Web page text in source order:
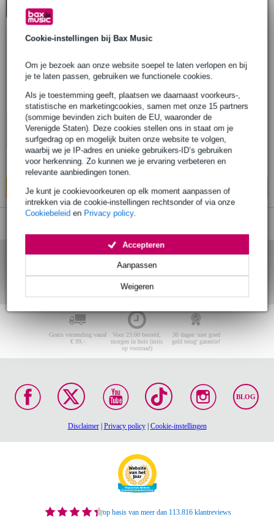
Cookie-instellingen bij Bax Music
Om je bezoek aan onze website soepel te laten verlopen en bij
je te laten passen, gebruiken we functionele cookies.
Als je toestemming geeft, plaatsen we daarnaast voorkeurs-,
statistische en marketingcookies, samen met onze 15 partners
(sommige bevinden zich buiten de EU, waaronder de
Verenigde Staten). Deze cookies stellen ons in staat om je
surfgedrag op en mogelijk buiten onze website te volgen,
waarbij we je IP-adres en unieke gebruikers-ID’s gebruiken
voor herkenning. Zo kunnen we je ervaring verbeteren en
relevante aanbiedingen tonen.
Je kunt je cookievoorkeuren op elk moment aanpassen of
intrekken via de cookie-instellingen rechtsonder of via onze
Cookiebeleid en Privacy policy.
Weigeren
Aanpassen
Accepteren
Advies
10% EXTRA
KORTING MET
CODE: EXTRA10
Klotz 9 V daisy chain voor vijf pedalen
(Black)
€ 8,15
Op voorraad
Ook in1 winkelop voorraad
In mijn winkelwagen
Gratis verzending vanaf
€ 99,-
Voor 23:00 besteld,
morgen in huis (mits
op voorraad)
30 dagen 'niet goed
geld terug' garantie!
BLOG
Disclaimer| Privacy policy| Cookie-instellingen
op basis van meer dan 113.816 klantreviews